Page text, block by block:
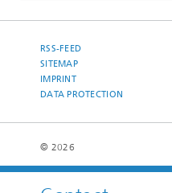
RSS-FEED
SITEMAP
IMPRINT
DATA PROTECTION
© 2026